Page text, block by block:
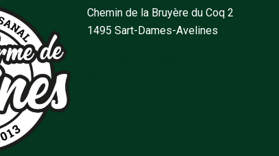
Chemin de la Bruyère du Coq 2
1495 Sart-Dames-Avelines